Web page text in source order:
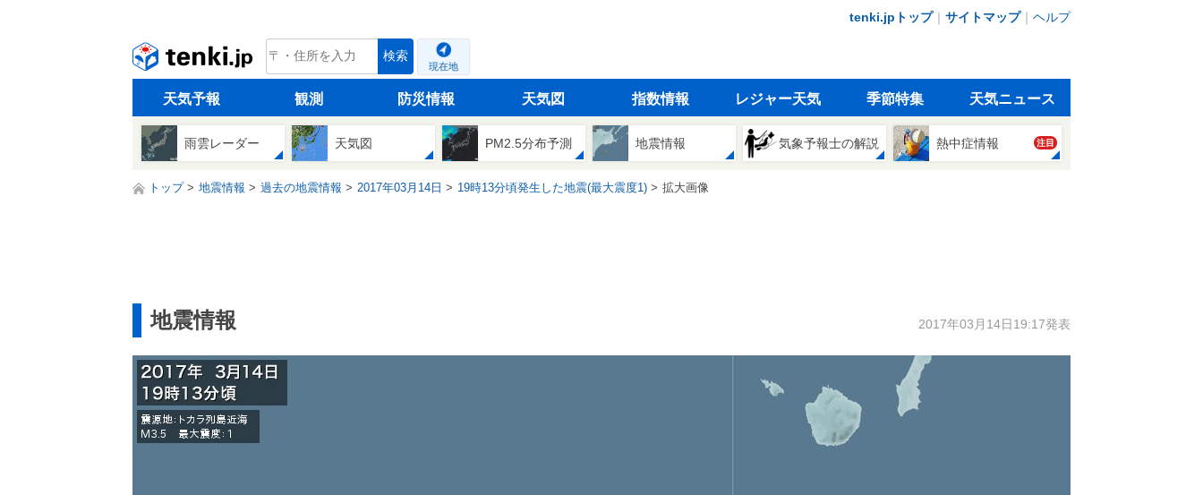
tenki.jpトップ｜ サイトマップ｜ ヘルプ
tenki.jp 検索
現在地
天気予報 観測 防災情報 天気図 指数情報 レジャー天気 季節特集 天気ニュース
雨雲レーダー 天気図 PM2.5分布予測 地震情報 気象予報士の解説 熱中症情報 注目
トップ 地震情報 過去の地震情報 2017年03月14日 19時13分頃発生した地震(最大震度1) 拡大画像
地震情報 2017年03月14日19:17発表